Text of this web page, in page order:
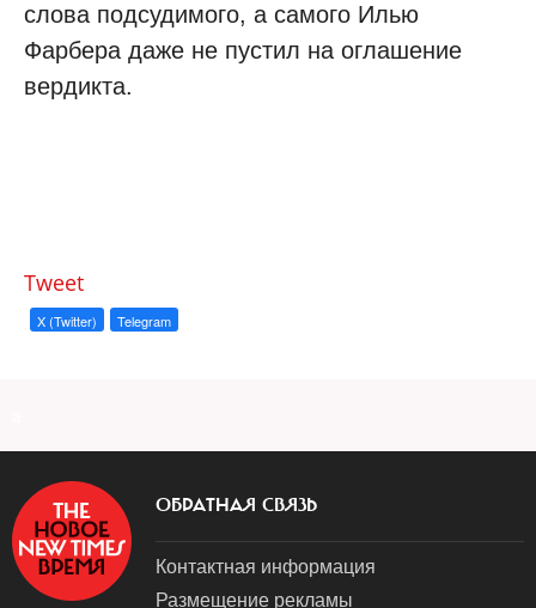
слова подсудимого, а самого Илью
Фарбера даже не пустил на оглашение
вердикта.
Tweet
X (Twitter) Telegram
ОБРАТНАЯ СВЯЗЬ
Контактная информация
Размещение рекламы